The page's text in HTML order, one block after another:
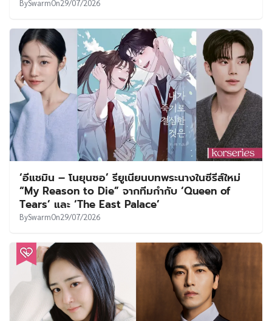
BySwarmOn29/07/2026
‘อีแชมิน – โนยุนซอ’ รียูเนียนบทพระนางในซีรีส์ใหม่
“My Reason to Die” จากทีมกำกับ ‘Queen of
Tears’ และ ‘The East Palace’
BySwarmOn29/07/2026